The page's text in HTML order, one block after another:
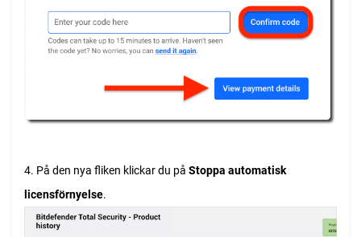
4. På den nya fliken klickar du på Stoppa automatisk
licensförnyelse.